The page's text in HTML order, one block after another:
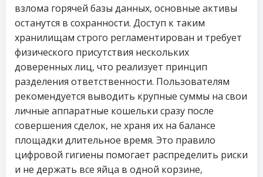
взлома горячей базы данных, основные активы
останутся в сохранности. Доступ к таким
хранилищам строго регламентирован и требует
физического присутствия нескольких
доверенных лиц, что реализует принцип
разделения ответственности. Пользователям
рекомендуется выводить крупные суммы на свои
личные аппаратные кошельки сразу после
совершения сделок, не храня их на балансе
площадки длительное время. Это правило
цифровой гигиены помогает распределить риски
и не держать все яйца в одной корзине,